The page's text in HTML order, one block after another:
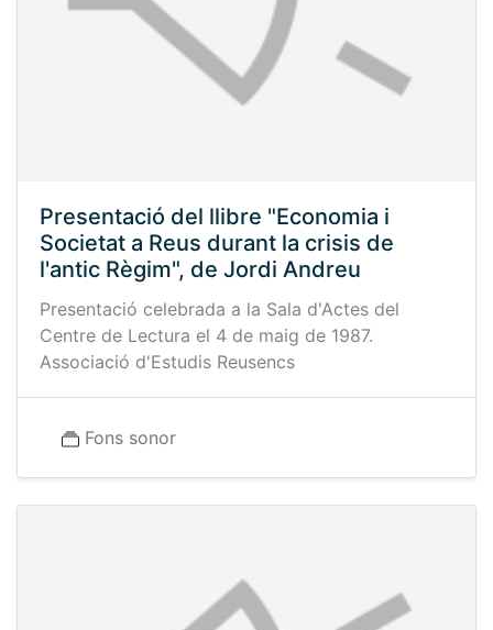
Presentació del llibre "Economia i
Societat a Reus durant la crisis de
l'antic Règim", de Jordi Andreu
Presentació celebrada a la Sala d'Actes del
Centre de Lectura el 4 de maig de 1987.
Associació d'Estudis Reusencs
Fons sonor